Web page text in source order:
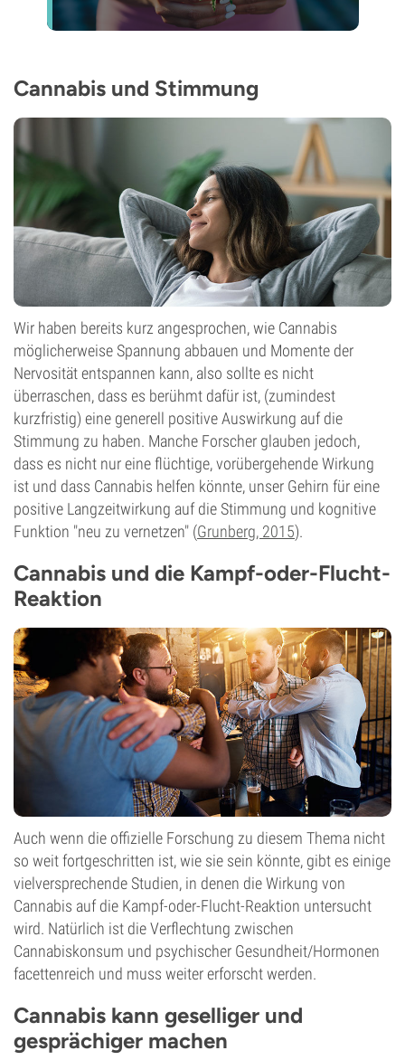
Cannabis und Stimmung
Wir haben bereits kurz angesprochen, wie Cannabis
möglicherweise Spannung abbauen und Momente der
Nervosität entspannen kann, also sollte es nicht
überraschen, dass es berühmt dafür ist, (zumindest
kurzfristig) eine generell positive Auswirkung auf die
Stimmung zu haben. Manche Forscher glauben jedoch,
dass es nicht nur eine flüchtige, vorübergehende Wirkung
ist und dass Cannabis helfen könnte, unser Gehirn für eine
positive Langzeitwirkung auf die Stimmung und kognitive
Funktion "neu zu vernetzen" (Grunberg, 2015).
Cannabis und die Kampf-oder-Flucht-
Reaktion
Auch wenn die offizielle Forschung zu diesem Thema nicht
so weit fortgeschritten ist, wie sie sein könnte, gibt es einige
vielversprechende Studien, in denen die Wirkung von
Cannabis auf die Kampf-oder-Flucht-Reaktion untersucht
wird. Natürlich ist die Verflechtung zwischen
Cannabiskonsum und psychischer Gesundheit/Hormonen
facettenreich und muss weiter erforscht werden.
Cannabis kann geselliger und
gesprächiger machen